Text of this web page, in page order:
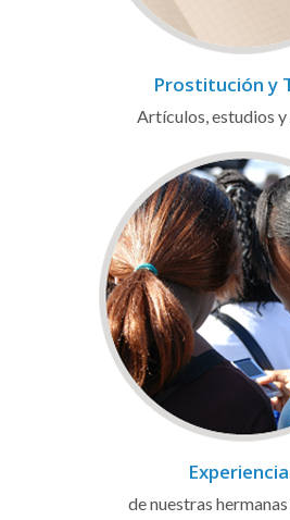
Prostitución y
Artículos, estudios
de nuestras